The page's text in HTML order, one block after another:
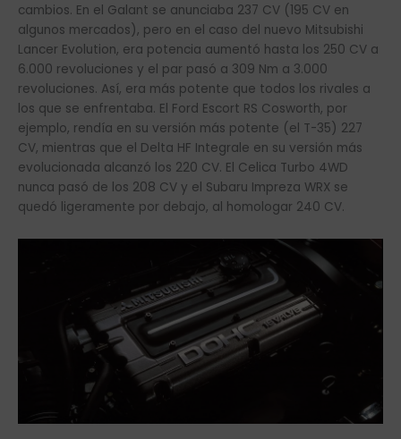
cambios. En el Galant se anunciaba 237 CV (195 CV en
algunos mercados), pero en el caso del nuevo Mitsubishi
Lancer Evolution, era potencia aumentó hasta los 250 CV a
6.000 revoluciones y el par pasó a 309 Nm a 3.000
revoluciones. Así, era más potente que todos los rivales a
los que se enfrentaba. El Ford Escort RS Cosworth, por
ejemplo, rendía en su versión más potente (el T-35) 227
CV, mientras que el Delta HF Integrale en su versión más
evolucionada alcanzó los 220 CV. El Celica Turbo 4WD
nunca pasó de los 208 CV y el Subaru Impreza WRX se
quedó ligeramente por debajo, al homologar 240 CV.